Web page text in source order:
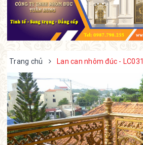
Trang chủ Lan can nhôm đúc - LC031